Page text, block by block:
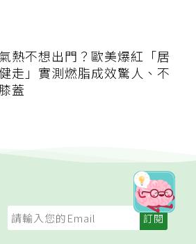
熱不想出門？歐美爆紅「居
走」實測燃脂成效驚人、不
蓋